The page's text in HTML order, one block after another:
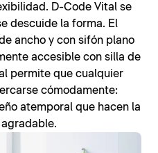
D-Code Vital se
descuide la forma. El
ancho y con sifón plano
accesible con silla de
permite que cualquier
cómodamente:
atemporal que hacen la